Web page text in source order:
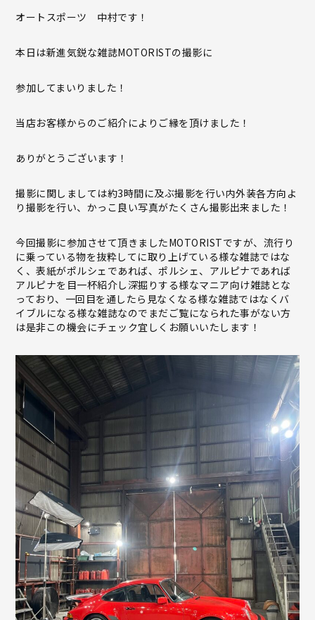
オートスポーツ 中村です！
本日は新進気鋭な雑誌MOTORISTの撮影に
参加してまいりました！
当店お客様からのご紹介によりご縁を頂けました！
ありがとうございます！
撮影に関しましては約3時間に及ぶ撮影を行い内外装各方向よ
り撮影を行い、かっこ良い写真がたくさん撮影出来ました！
今回撮影に参加させて頂きましたMOTORISTですが、流行り
に乗っている物を抜粋してに取り上げている様な雑誌ではな
く、表紙がポルシェであれば、ポルシェ、アルピナであれば
アルピナを目一杯紹介し深掘りする様なマニア向け雑誌とな
っており、一回目を通したら見なくなる様な雑誌ではなくバ
イブルになる様な雑誌なのでまだご覧になられた事がない方
は是非この機会にチェック宜しくお願いいたします！